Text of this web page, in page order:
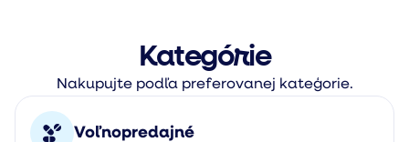
Kategórie
Nakupujte podľa preferovanej kateģorie.
Voľnopredajné